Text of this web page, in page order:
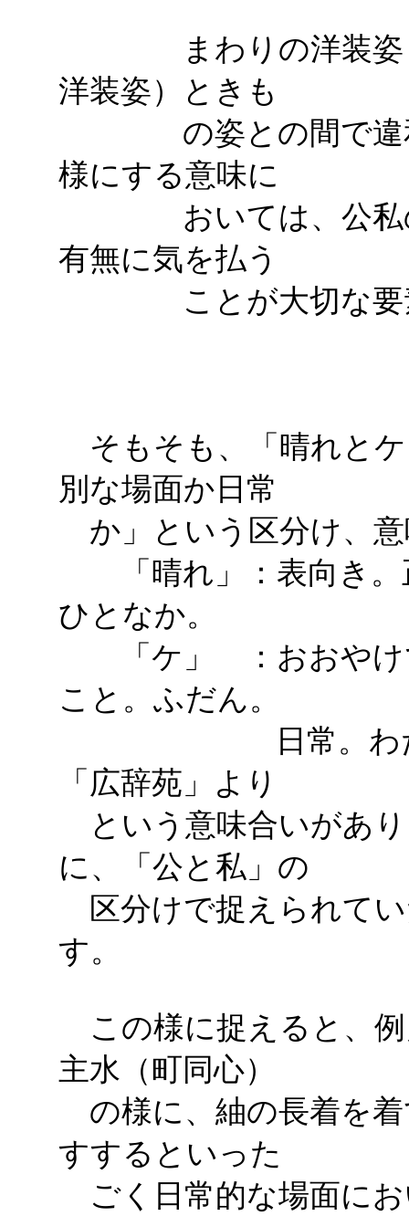
まわりの洋装姿（
洋装姿）ときも
の姿との間で違和
様にする意味に
おいては、公私の
有無に気を払う
ことが大切な要素
そもそも、「晴れと
別な場面か日常
か」という区分け、
「晴れ」：表向き。
ひとなか。
「ケ」 ：おおやけ
こと。ふだん。
日常。わ
「広辞苑」より
という意味合いがあ
に、「公と私」の
区分けで捉えられて
す。
この様に捉えると、例
主水（町同心）
の様に、紬の長着を
すするといった
ごく日常的な場面に